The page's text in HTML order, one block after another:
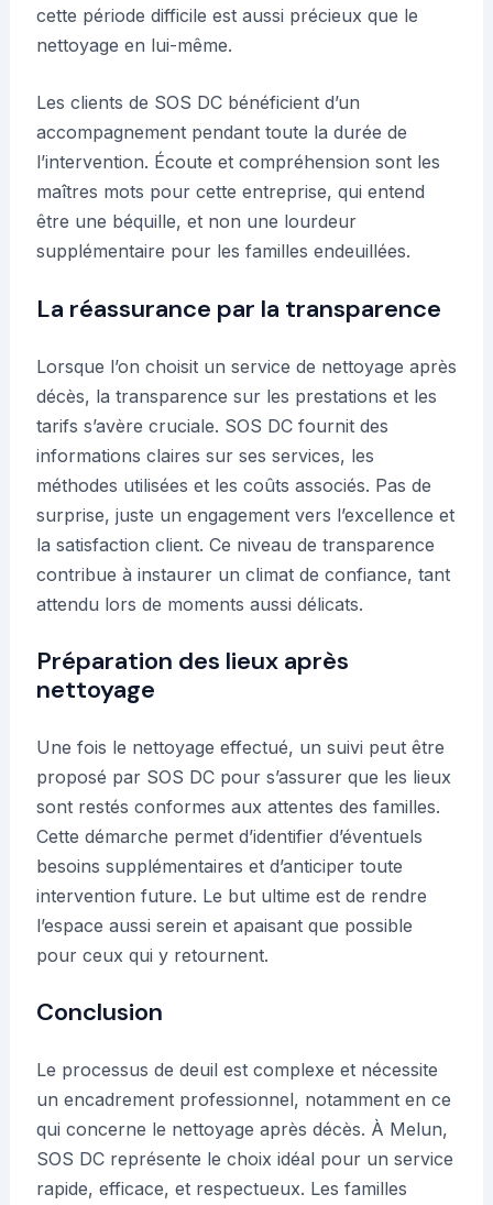
cette période difficile est aussi précieux que le
nettoyage en lui-même.
Les clients de SOS DC bénéficient d’un
accompagnement pendant toute la durée de
l’intervention. Écoute et compréhension sont les
maîtres mots pour cette entreprise, qui entend
être une béquille, et non une lourdeur
supplémentaire pour les familles endeuillées.
La réassurance par la transparence
Lorsque l’on choisit un service de nettoyage après
décès, la transparence sur les prestations et les
tarifs s’avère cruciale. SOS DC fournit des
informations claires sur ses services, les
méthodes utilisées et les coûts associés. Pas de
surprise, juste un engagement vers l’excellence et
la satisfaction client. Ce niveau de transparence
contribue à instaurer un climat de confiance, tant
attendu lors de moments aussi délicats.
Préparation des lieux après
nettoyage
Une fois le nettoyage effectué, un suivi peut être
proposé par SOS DC pour s’assurer que les lieux
sont restés conformes aux attentes des familles.
Cette démarche permet d’identifier d’éventuels
besoins supplémentaires et d’anticiper toute
intervention future. Le but ultime est de rendre
l’espace aussi serein et apaisant que possible
pour ceux qui y retournent.
Conclusion
Le processus de deuil est complexe et nécessite
un encadrement professionnel, notamment en ce
qui concerne le nettoyage après décès. À Melun,
SOS DC représente le choix idéal pour un service
rapide, efficace, et respectueux. Les familles